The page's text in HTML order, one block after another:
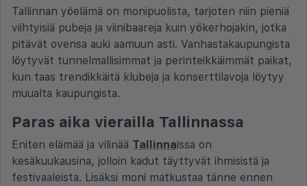
Tallinnan yöelämä on monipuolista, tarjoten niin pieniä
viihtyisiä pubeja ja viinibaareja kuin yökerhojakin, jotka
pitävät ovensa auki aamuun asti. Vanhastakaupungista
löytyvät tunnelmallisimmat ja perinteikkäimmät paikat,
kun taas trendikkäitä klubeja ja konserttilavoja löytyy
muualta kaupungista.
Paras aika vierailla Tallinnassa
Eniten elämää ja vilinää Tallinnaissa on
kesäkuukausina, jolloin kadut täyttyvät ihmisistä ja
festivaaleista. Lisäksi moni matkustaa tänne ennen